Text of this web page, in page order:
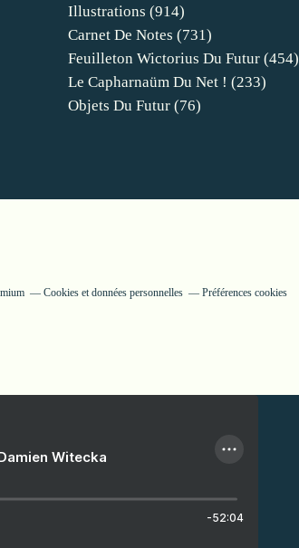
Illustrations (914)
Carnet De Notes (731)
Feuilleton Wictorius Du Futur (454)
Le Capharnaüm Du Net ! (233)
Objets Du Futur (76)
Cookies et données personnelles Préférences cookies
Witecka
-52:04